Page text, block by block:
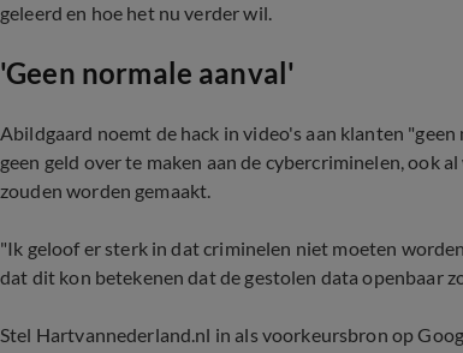
geleerd en hoe het nu verder wil.
'Geen normale aanval'
Abildgaard noemt de hack in video's aan klanten
geen geld over te maken aan de cybercriminelen, ook
zouden worden gemaakt.
"Ik geloof er sterk in dat criminelen niet moeten
dat dit kon betekenen dat de gestolen data openbaar
Stel Hartvannederland.nl in als voorkeursbron op